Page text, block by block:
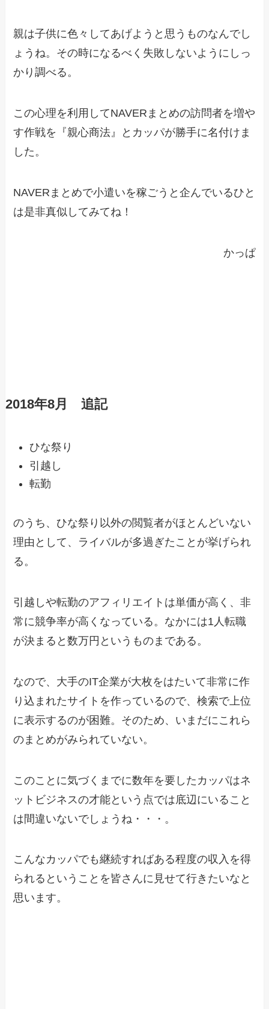
親は子供に色々してあげようと思うものなんでし
ょうね。その時になるべく失敗しないようにしっ
かり調べる。
この心理を利用してNAVERまとめの訪問者を増や
す作戦を『親心商法』とカッパが勝手に名付けま
した。
NAVERまとめで小遣いを稼ごうと企んでいるひと
は是非真似してみてね！
かっぱ
2018年8月 追記
ひな祭り
引越し
転勤
のうち、ひな祭り以外の閲覧者がほとんどいない
理由として、ライバルが多過ぎたことが挙げられ
る。
引越しや転勤のアフィリエイトは単価が高く、非
常に競争率が高くなっている。なかには1人転職
が決まると数万円というものまである。
なので、大手のIT企業が大枚をはたいて非常に作
り込まれたサイトを作っているので、検索で上位
に表示するのが困難。そのため、いまだにこれら
のまとめがみられていない。
このことに気づくまでに数年を要したカッパはネ
ットビジネスの才能という点では底辺にいること
は間違いないでしょうね・・・。
こんなカッパでも継続すればある程度の収入を得
られるということを皆さんに見せて行きたいなと
思います。